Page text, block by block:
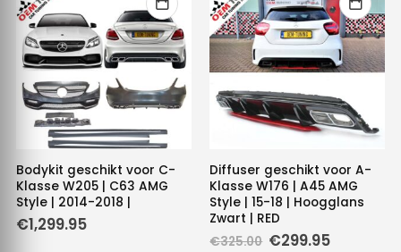
Bodykit geschikt voor C-
Klasse W205 | C63 AMG
Style | 2014-2018 |
€1,299.95
Diffuser geschikt voor A-
Klasse W176 | A45 AMG
Style | 15-18 | Hoogglans
Zwart | RED
€325.00 Oorspronkelijke
€299.95Huidige